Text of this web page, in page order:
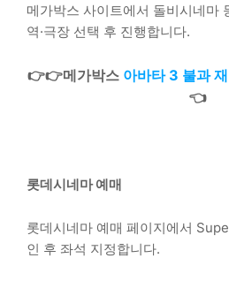
메가박스 사이트에서 돌비시네마
역·극장 선택 후 진행합니다.
👉👉메가박스 아바타 3 불과
👈
롯데시네마 예매
롯데시네마 예매 페이지에서
인 후 좌석 지정합니다.